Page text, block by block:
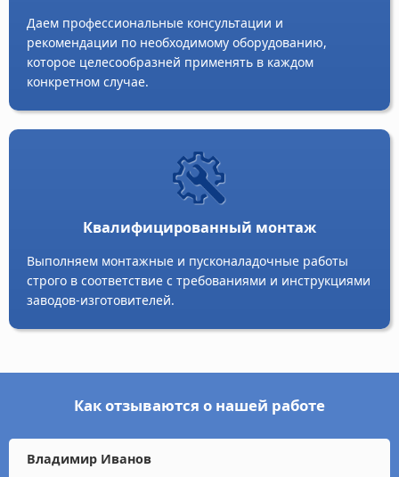
Даем профессиональные консультации и
рекомендации по необходимому оборудованию,
которое целесообразней применять в каждом
конкретном случае.
Квалифицированный монтаж
Выполняем монтажные и пусконаладочные работы
строго в соответствие с требованиями и инструкциями
заводов-изготовителей.
Как отзываются о нашей работе
Владимир Иванов